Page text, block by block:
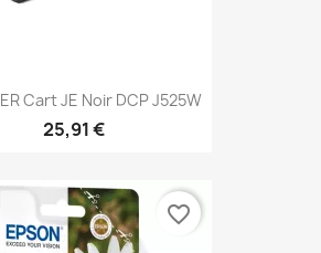
Cart JE Noir DCP J525W
25,91 €
favorite_border